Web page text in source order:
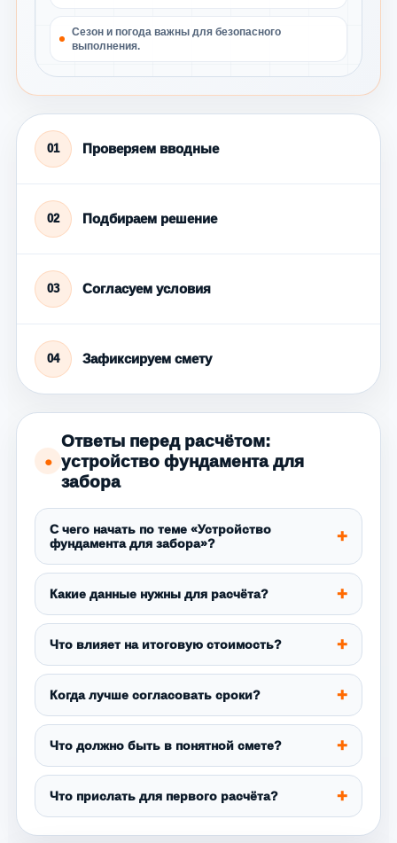
Сезон и погода важны для безопасного
выполнения.
01 Проверяем вводные
02 Подбираем решение
03 Согласуем условия
04 Зафиксируем смету
●
Ответы перед расчётом:
устройство фундамента для
забора
С чего начать по теме «Устройство
фундамента для забора»?
Какие данные нужны для расчёта?
Что влияет на итоговую стоимость?
Когда лучше согласовать сроки?
Что должно быть в понятной смете?
Что прислать для первого расчёта?